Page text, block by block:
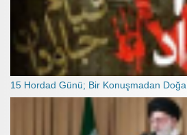
15 Hordad Günü; Bir Konuşmadan